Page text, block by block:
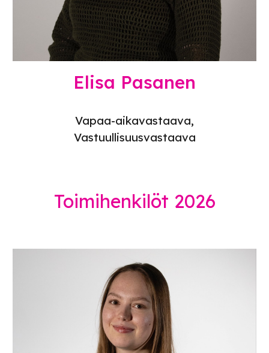
Elisa Pasanen
Vapaa-aikavastaava,
Vastuullisuusvastaava
Toimihenkilöt 2026